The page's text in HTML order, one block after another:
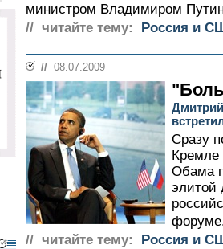
министром Владимиром
// читайте тему:
Россия и
// 08.07.2009
Сразу
Кремле
Обама
элитой
// читайте тему:
Россия и